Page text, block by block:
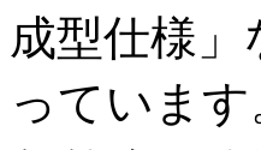
成型仕様
っていま